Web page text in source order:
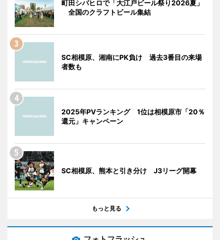
町田シバヒロで「大江戸ビール祭り2026夏」
全国のクラフトビール集結
SC相模原、湘南にPK負け 過去3番目の来場
者数も
2025年PVランキング 1位は相模原市「20％
還元」キャンペーン
SC相模原、熊本と引き分け J3リーグ開幕
もっと見る